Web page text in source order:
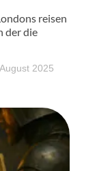
reisen
der die
2025